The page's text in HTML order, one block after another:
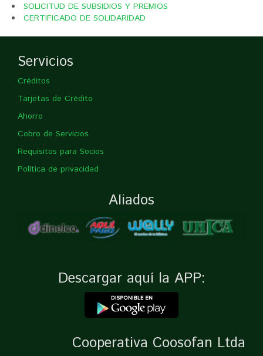
SOLICITUD DE SUBSIDIOS Y PREMIOS
CERTIFICADO DE SOLIDARIDAD
Servicios
Créditos
Tarjetas de Crédito
Ahorro
Cobro de Servicios
Requisitos para Socios
Política de privacidad
Aliados
Descargar aquí la APP:
Cooperativa Coosofan Ltda